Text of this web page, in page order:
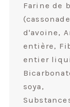
Farine de
d'avoine,
entière,
entier
soya,